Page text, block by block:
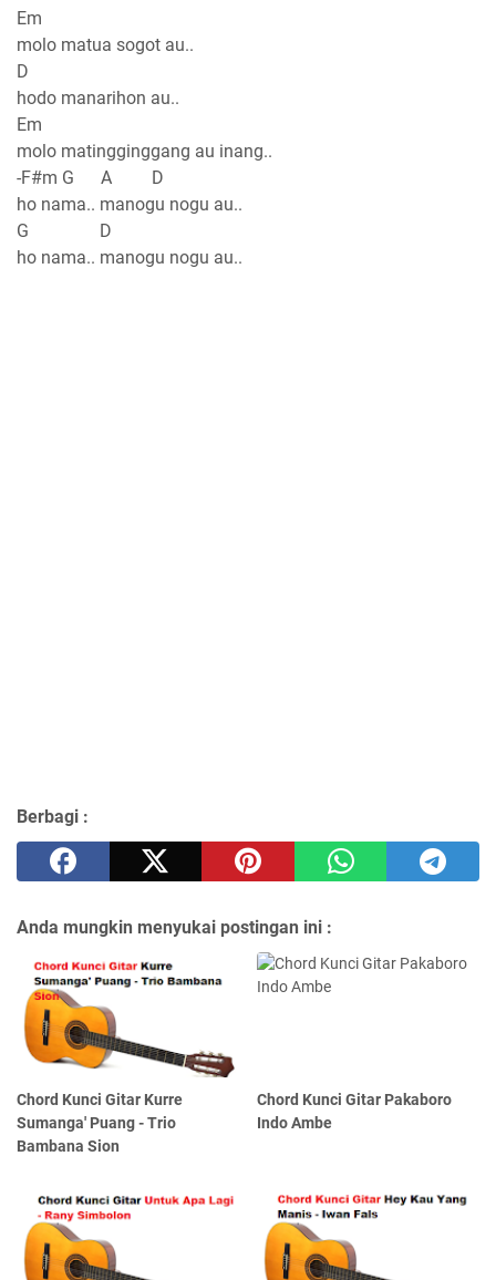
Em
molo matua sogot au..
D
hodo manarihon au..
Em
molo matingginggang au inang..
-F#m G A D
ho nama.. manogu nogu au..
G D
ho nama.. manogu nogu au..
Berbagi :
Anda mungkin menyukai postingan ini :
Chord Kunci Gitar Kurre
Sumanga' Puang - Trio
Bambana Sion
Chord Kunci Gitar Pakaboro
Indo Ambe